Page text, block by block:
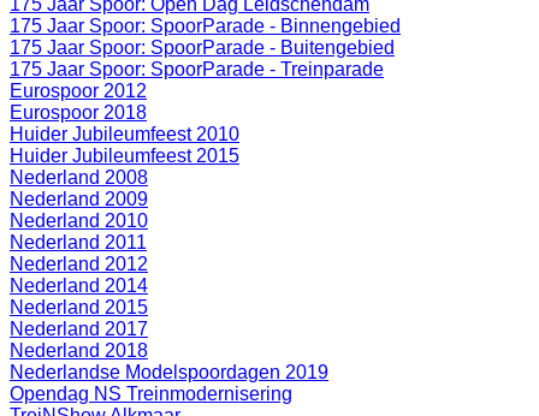
175 Jaar Spoor: Open Dag Leidschendam
175 Jaar Spoor: SpoorParade - Binnengebied
175 Jaar Spoor: SpoorParade - Buitengebied
175 Jaar Spoor: SpoorParade - Treinparade
Eurospoor 2012
Eurospoor 2018
Huider Jubileumfeest 2010
Huider Jubileumfeest 2015
Nederland 2008
Nederland 2009
Nederland 2010
Nederland 2011
Nederland 2012
Nederland 2014
Nederland 2015
Nederland 2017
Nederland 2018
Nederlandse Modelspoordagen 2019
Opendag NS Treinmodernisering